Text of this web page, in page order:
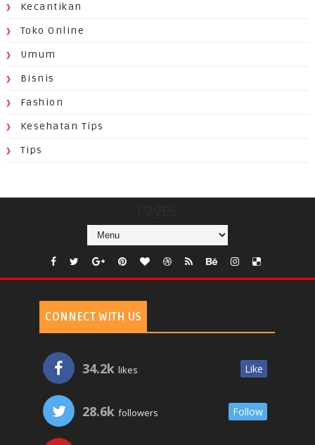
Kecantikan
Toko Online
Umum
Bisnis
Fashion
Kesehatan Tips
Tips
CONNECT WITH US
34.2k likes Like
28.6k followers Follow